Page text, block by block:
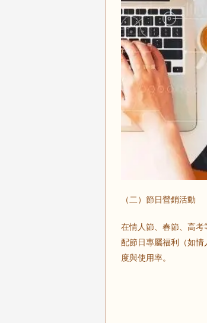
（二）節日營銷活動
在情人節、春節、高考
配節日專屬福利（如
度與使用率。